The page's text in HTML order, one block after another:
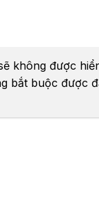
không được
bắt buộc được